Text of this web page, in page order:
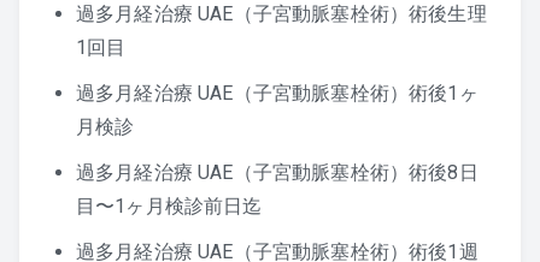
過多月経治療 UAE（子宮動脈塞栓術）術後生理
1回目
過多月経治療 UAE（子宮動脈塞栓術）術後1ヶ
月検診
過多月経治療 UAE（子宮動脈塞栓術）術後8日
目〜1ヶ月検診前日迄
過多月経治療 UAE（子宮動脈塞栓術）術後1週